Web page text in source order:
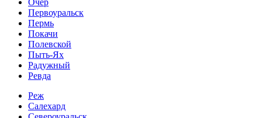
Первоуральск
Пермь
Покачи
Полевской
Пыть-Ях
Радужный
Ревда
Реж
Салехард